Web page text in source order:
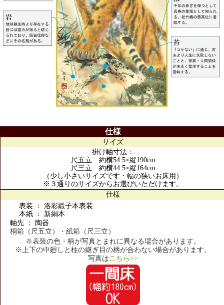
仕様
サイズ
掛け軸寸法：
尺五立 約横54.5×縦190cm
尺三立 約横44.5×縦164cm
（少し小さいサイズです・幅の狭いお床用）
※３通りのサイズからお選びいただけます。
仕様
表装 ： 洛彩緞子本表装
本紙 ： 新絹本
軸先 ： 陶器
桐箱（尺五立）・紙箱（尺三立）
※表装の色・柄が写真とまれに異なる場合があります。
※上下の中廻しと柱の継ぎ目の柄が合わない場合があります。
写真はこちら>>